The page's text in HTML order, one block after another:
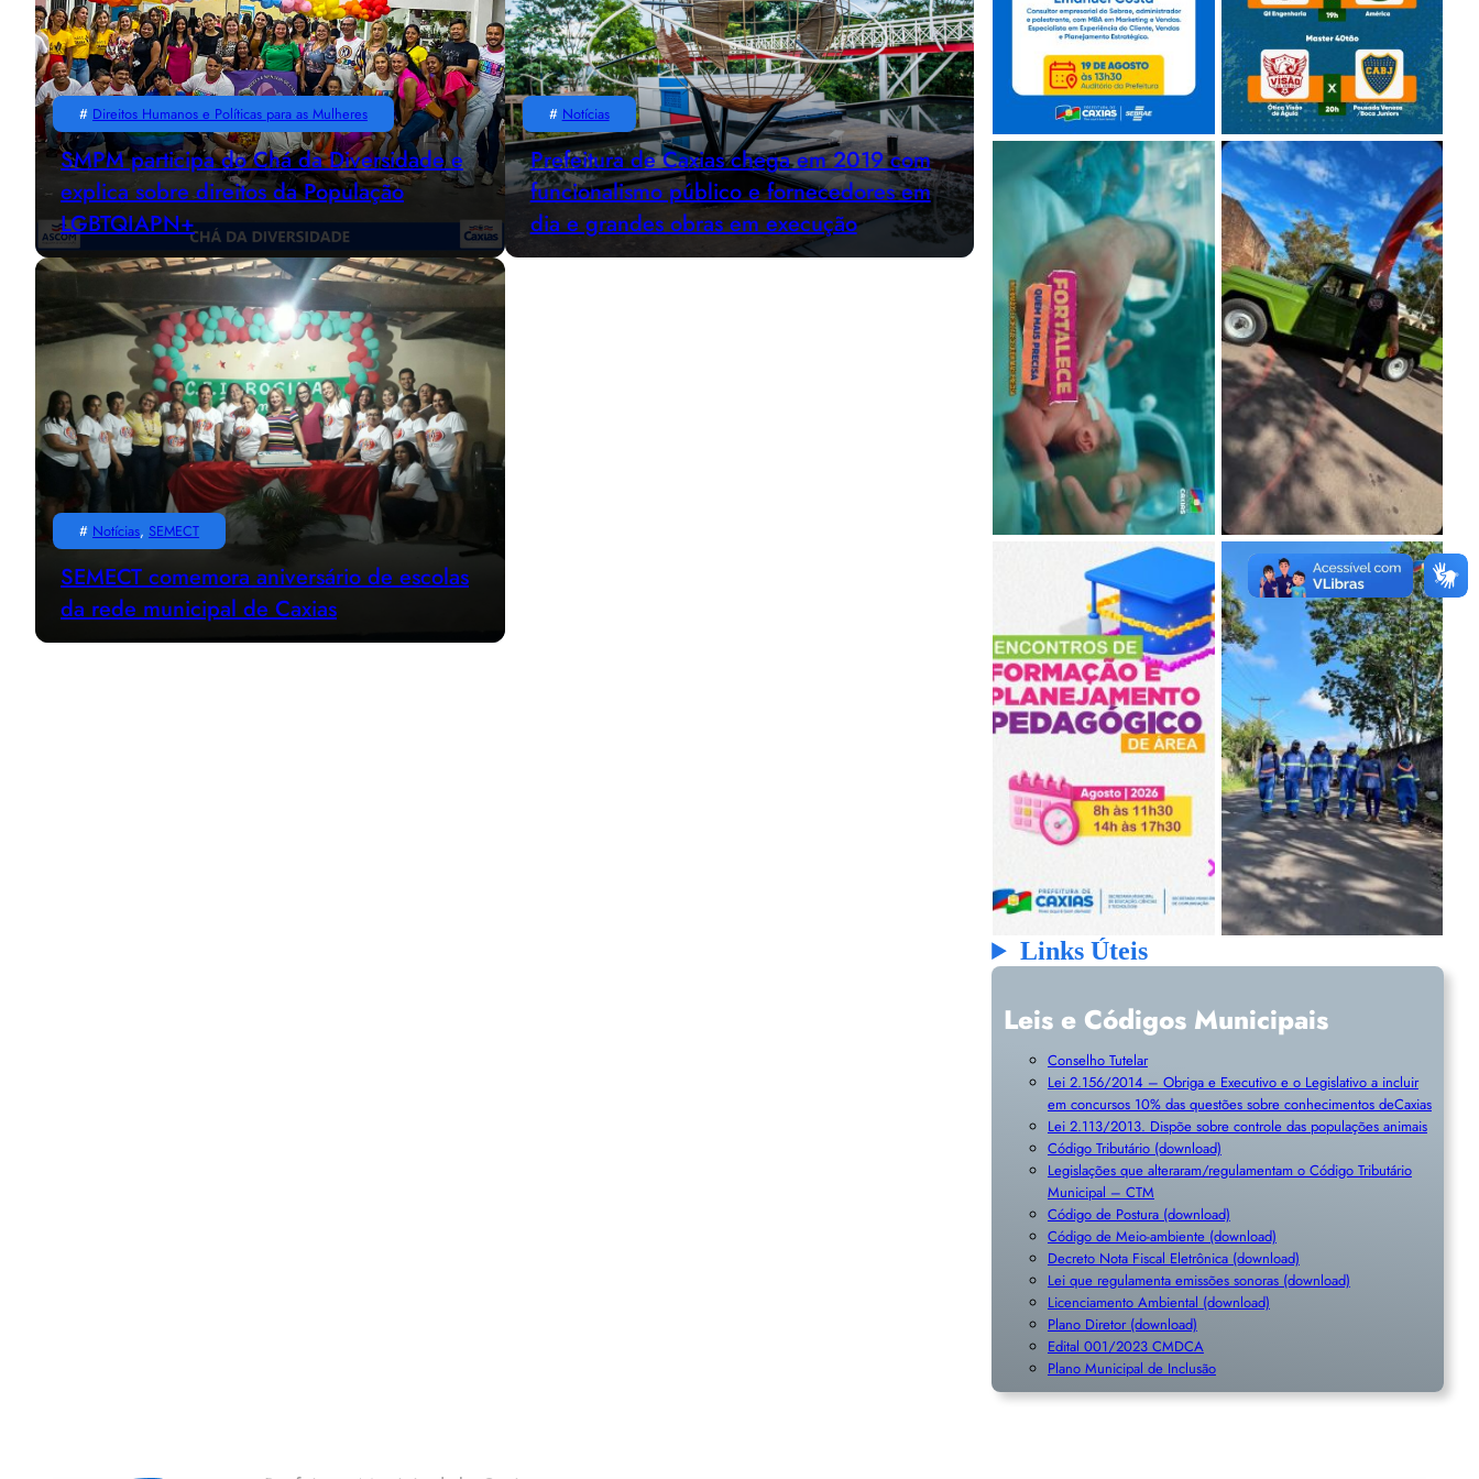
# Direitos Humanos e Políticas para as Mulheres
SMPM participa do Chá da Diversidade e
explica sobre direitos da População
LGBTQIAPN+
# Notícias
Prefeitura de Caxias chega em 2019 com
funcionalismo público e fornecedores em
dia e grandes obras em execução
# Notícias, SEMECT
SEMECT comemora aniversário de escolas
da rede municipal de Caxias
Links Úteis
Leis e Códigos Municipais
Conselho Tutelar
Lei 2.156/2014 – Obriga e Executivo e o Legislativo a incluir
em concursos 10% das questões sobre conhecimentos deCaxias
Lei 2.113/2013. Dispõe sobre controle das populações animais
Código Tributário (download)
Legislações que alteraram/regulamentam o Código Tributário
Municipal – CTM
Código de Postura (download)
Código de Meio-ambiente (download)
Decreto Nota Fiscal Eletrônica (download)
Lei que regulamenta emissões sonoras (download)
Licenciamento Ambiental (download)
Plano Diretor (download)
Edital 001/2023 CMDCA
Plano Municipal de Inclusão